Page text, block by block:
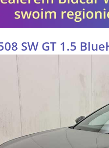
SW GT 1.5